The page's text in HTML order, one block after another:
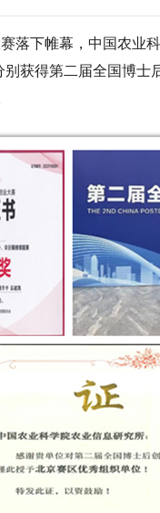
落下帷幕，中国农业
获得第二届全国博